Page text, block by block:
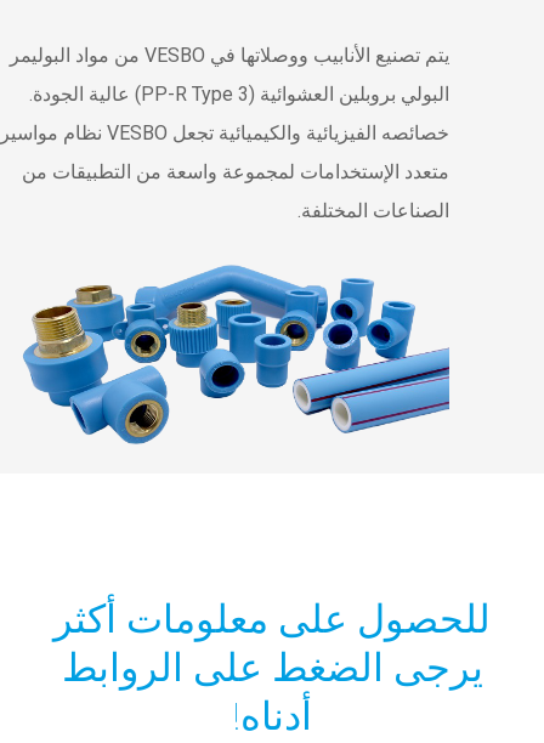
يتم تصنيع الأنابيب ووصلاتها في VESBO من مواد البوليمر
البولي بروبلين العشوائية (PP-R Type 3) عالية الجودة.
خصائصه الفيزيائية والكيميائية تجعل VESBO نظام مواسير
متعدد الإستخدامات لمجموعة واسعة من التطبيقات من
الصناعات المختلفة.
للحصول على معلومات أكثر
يرجى الضغط على الروابط
أدناه!